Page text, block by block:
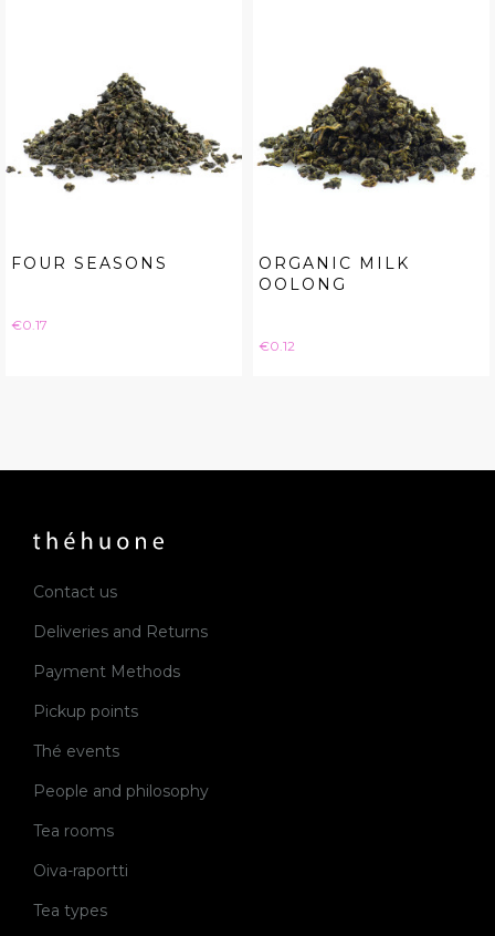
FOUR SEASONS
Price
€0.17
ORGANIC MILK
OOLONG
Price
€0.12
Contact us
Deliveries and Returns
Payment Methods
Pickup points
Thé events
People and philosophy
Tea rooms
Oiva-raportti
Tea types